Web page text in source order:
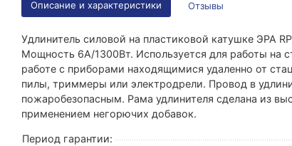
Описание и характеристики Отзывы
Удлинитель силовой на пластиковой катушке ЭРА
Мощность 6А/1300Вт. Используется для работы на
работе с приборами находящимися удаленно от
пилы, триммеры или электродрели. Провод в
пожаробезопасным. Рама удлинителя сделана из
применением негорючих добавок.
Период гарантии: